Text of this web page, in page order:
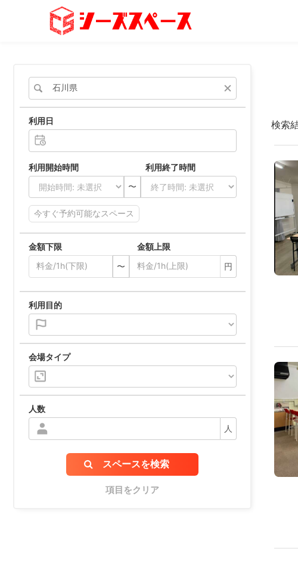
スペースをさがす
条件から探す
シーズスペースについて
運営会社 プライバシーポ
検索
利用日
利用開始時間 利用終了時間
〜
今すぐ予約可能なスペース
金額下限 金額上限
〜
円
利用目的
会場タイプ
人数
人
スペースを検索
項目をクリア